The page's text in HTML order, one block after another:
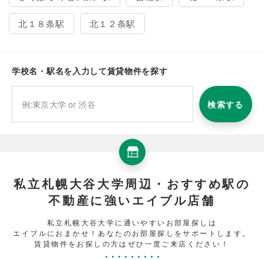
北１８条駅 北１２条駅
学校名・駅名を入力して賃貸物件を探す
検索する
私立札幌大谷大学周辺・おすすめ駅の
不動産に強いエイブル店舗
私立札幌大谷大学に通いやすいお部屋探しは
エイブルにおまかせ！あなたのお部屋探しをサポートします。
賃貸物件をお探しの方はぜひ一度ご来店ください！